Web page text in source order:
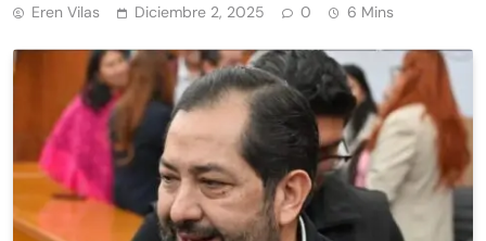
Eren Vilas Diciembre 2, 2025 0 6 Mins